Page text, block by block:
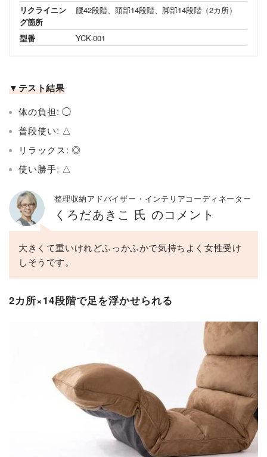
リクライニン
グ箇所
腰42段階、頭部14段階、脚部14段階（2カ所）
型番 YCK-001
▼テスト結果
体の負担: ◯
普段使い: △
リラックス: ◎
使い勝手: △
整理収納アドバイザー・インテリアコーディネーター
くろだあきこ 氏 のコメント
大きくて重いけれどふっかふかで気持ちよく女性受け
しそうです。
2カ所×14段階で足を浮かせられる